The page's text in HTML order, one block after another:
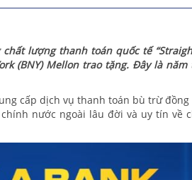
lượng thanh toán quốc tế
(BNY) Mellon trao tặng. Đây là năm
cấp dịch vụ thanh toán bù trừ
nước ngoài lâu đời và uy tín về